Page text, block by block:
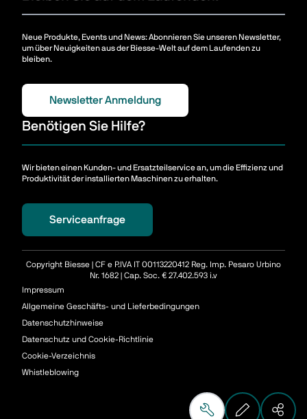
Neue Produkte, Events und News: Abonnieren Sie unseren Newsletter,
um über Neuigkeiten aus der Biesse-Welt auf dem Laufenden zu
bleiben.
Newsletter Anmeldung
Benötigen Sie Hilfe?
Wir bieten einen Kunden- und Ersatzteilservice an, um die Effizienz und
Produktivität der installierten Maschinen zu erhalten.
Serviceanfrage
Copyright Biesse | CF e P.IVA IT 00113220412 Reg. Imp. Pesaro Urbino
Nr. 1682 | Cap. Soc. € 27.402.593 i.v
Impressum
Allgemeine Geschäfts- und Lieferbedingungen
Datenschutzhinweise
Datenschutz und Cookie-Richtlinie
Cookie-Verzeichnis
Whistleblowing